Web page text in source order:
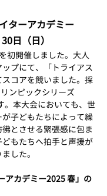
ターアカデミー
日（日）
初開催しました。大人
プにて、「トライアス
コアを競いました。採
ンピックシリーズ
。本大会においても、世
子どもたちによって繰
とさせる緊張感に包ま
もたちへ拍手と声援が
した。
アカデミー2025 春」の